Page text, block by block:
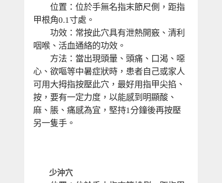
位置：位於手無名指末節尺側，距指
甲根角0.1寸處。
功效：常按此穴具有泄熱開竅、清利
咽喉、活血通絡的功效。
方法：當出現頭暈、頭痛、口渴、噁
心、欲嘔等中暑症狀時，患者自己或家人
可用大拇指按壓此穴，最好用指甲尖掐、
按，要有一定力度，以能感到明顯酸、
麻、脹、痛感為宜，堅持1分鐘後再按壓
另一隻手。
少沖穴